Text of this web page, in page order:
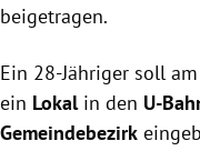
beigetragen.
Ein 28-Jähriger soll
ein Lokalin den U-
Gemeindebezirk